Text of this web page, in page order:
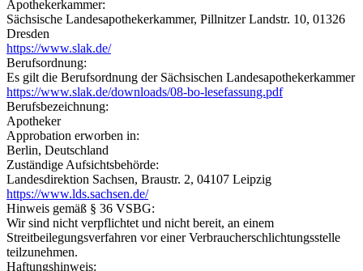
Apotheker­kammer:
Sächsische Landesapothekerkammer, Pillnitzer Landstr. 10, 01326
Dresden
https://www.slak.de/
Berufsordnung:
Es gilt die Berufsordnung der Sächsischen Landesapothekerkammer
https://www.slak.de/downloads/08-bo-lesefassung.pdf
Berufsbezeichnung:
Apotheker
Approbation erworben in:
Berlin, Deutschland
Zuständige Aufsichtsbehörde:
Landesdirektion Sachsen, Braustr. 2, 04107 Leipzig
https://www.lds.sachsen.de/
Hinweis gemäß § 36 VSBG:
Wir sind nicht verpflichtet und nicht bereit, an einem
Streitbeilegungsverfahren vor einer Verbraucherschlichtungsstelle
teilzunehmen.
Haftungshinweis: